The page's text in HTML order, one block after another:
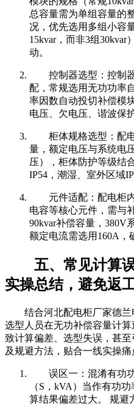
总容量需为单组容量的
况，优先选用多组小容
15kvar，而非3组30kvar
动。
控制器选型：控制
配，常规选用无功功率
率因数自动投切补偿模
电压、欠电压、谐波保
柜体规格选型：配
量，额定电压与系统电
压），柜体防护等级结
IP54，潮湿、室外区域
元件适配：配电柜
电容等核心元件，需与
90kvar补偿容量，380V
额定电流需选用160A，
五、常见计算
实操总结，避免返工
结合河北配电柜厂家德兰
选型人员在无功补偿容量计
致计算偏差、选型失误，甚
及规避方法，贴合一线实操痛
误区一：混淆有功
（S，kVA）当作有功
算结果偏差过大。 规避